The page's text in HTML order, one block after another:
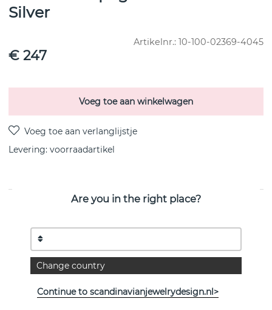
Silver
Artikelnr.: 10-100-02369-4045
€ 247
Voeg toe aan winkelwagen
Levering: voorraadartikel
PRODUCTOMSCHRIJVING
Necklace in recycled 925 sterling silver shaped like small
bubbles with three white topazes,
two of which are fixed and one is hanging. A piece of jewelry
for all occasions worth celebrating
and sparkling with the champagne bubbles. Little Champagne
Are you in the right place?
Change country
Continue to scandinavianjewelrydesign.nl>